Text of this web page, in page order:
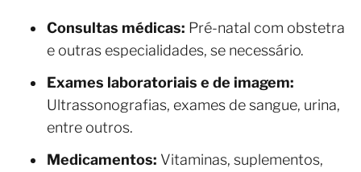
Consultas médicas: Pré-natal com obstetra
e outras especialidades, se necessário.
Exames laboratoriais e de imagem:
Ultrassonografias, exames de sangue, urina,
entre outros.
Medicamentos: Vitaminas, suplementos,